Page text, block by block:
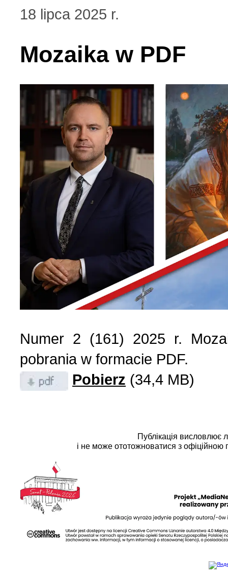
18 lipca 2025 r.
Mozaika w PDF
Numer 2 (161) 2025 r.
pobrania w formacie PDF.
Pobierz (34,4 MB)
Публікація висловлює
і не може ототожноватися з офіційною